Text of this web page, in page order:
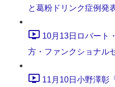
と葛粉ドリンク症例発
10月13日ロバート
方・ファンクショナル
11月10日小野澤彰